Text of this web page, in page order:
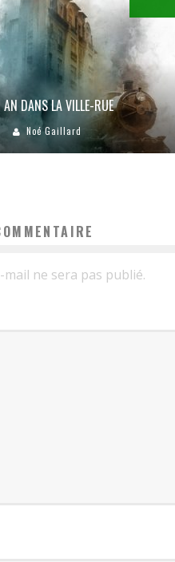
AN DANS LA VILLE-RUE
Noé Gaillard
ne sera pas publié.